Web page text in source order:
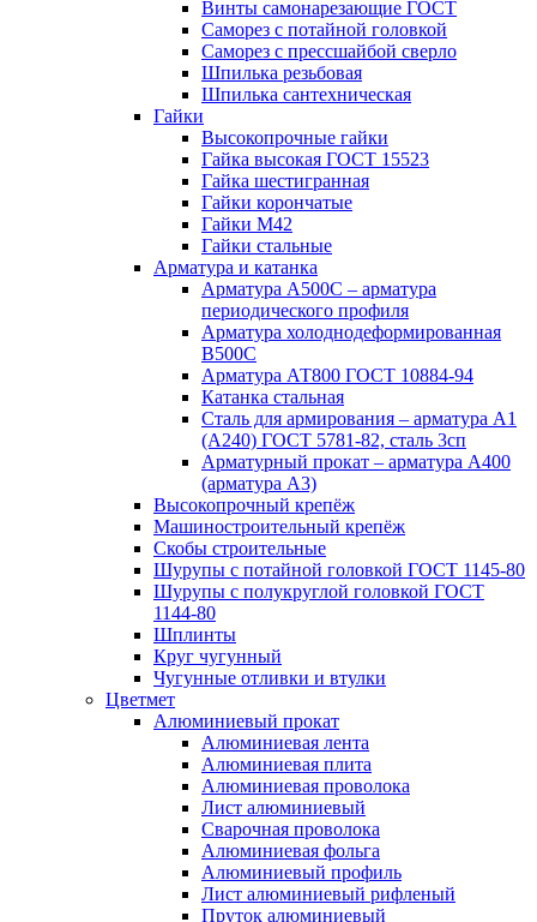
Винты самонарезающие ГОСТ
Саморез с потайной головкой
Саморез с прессшайбой сверло
Шпилька резьбовая
Шпилька сантехническая
Гайки
Высокопрочные гайки
Гайка высокая ГОСТ 15523
Гайка шестигранная
Гайки корончатые
Гайки М42
Гайки стальные
Арматура и катанка
Арматура А500С – арматура
периодического профиля
Арматура холоднодеформированная
В500С
Арматура АТ800 ГОСТ 10884-94
Катанка стальная
Сталь для армирования – арматура А1
(А240) ГОСТ 5781-82, сталь 3сп
Арматурный прокат – арматура А400
(арматура А3)
Высокопрочный крепёж
Машиностроительный крепёж
Скобы строительные
Шурупы с потайной головкой ГОСТ 1145-80
Шурупы с полукруглой головкой ГОСТ
1144-80
Шплинты
Круг чугунный
Чугунные отливки и втулки
Цветмет
Алюминиевый прокат
Алюминиевая лента
Алюминиевая плита
Алюминиевая проволока
Лист алюминиевый
Сварочная проволока
Алюминиевая фольга
Алюминиевый профиль
Лист алюминиевый рифленый
Пруток алюминиевый